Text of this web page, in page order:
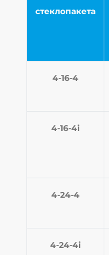
стеклопакета
4-16-4
4-16-4i
4-24-4
4-24-4i